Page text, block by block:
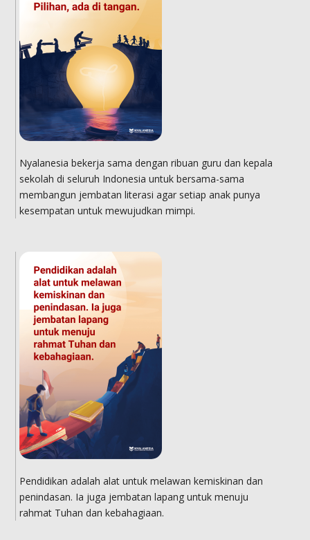
Nyalanesia bekerja sama dengan ribuan guru dan kepala
sekolah di seluruh Indonesia untuk bersama-sama
membangun jembatan literasi agar setiap anak punya
kesempatan untuk mewujudkan mimpi.
Pendidikan adalah alat untuk melawan kemiskinan dan
penindasan. Ia juga jembatan lapang untuk menuju
rahmat Tuhan dan kebahagiaan.